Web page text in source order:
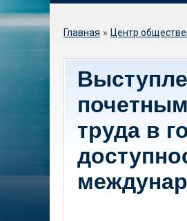
Вы здесь
Главная » Центр
труда в